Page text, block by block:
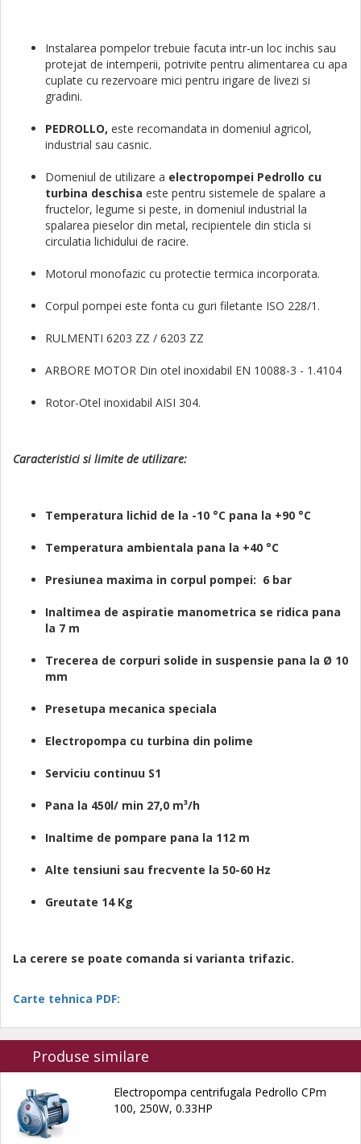
Instalarea pompelor trebuie facuta intr-un loc inchis sau
protejat de intemperii, potrivite pentru alimentarea cu apa
cuplate cu rezervoare mici pentru irigare de livezi si
gradini.
PEDROLLO, este recomandata in domeniul agricol,
industrial sau casnic.
Domeniul de utilizare a electropompei Pedrollo cu
turbina deschisa este pentru sistemele de spalare a
fructelor, legume si peste, in domeniul industrial la
spalarea pieselor din metal, recipientele din sticla si
circulatia lichidului de racire.
Motorul monofazic cu protectie termica incorporata.
Corpul pompei este fonta cu guri filetante ISO 228/1.
RULMENTI 6203 ZZ / 6203 ZZ
ARBORE MOTOR Din otel inoxidabil EN 10088-3 - 1.4104
Rotor-Otel inoxidabil AISI 304.
Caracteristici si limite de utilizare:
Temperatura lichid de la -10 °C pana la +90 °C
Temperatura ambientala pana la +40 °C
Presiunea maxima in corpul pompei: 6 bar
Inaltimea de aspiratie manometrica se ridica pana
la 7 m
Trecerea de corpuri solide in suspensie pana la Ø 10
mm
Presetupa mecanica speciala
Electropompa cu turbina din polime
Serviciu continuu S1
Pana la 450l/ min 27,0 m³/h
Inaltime de pompare pana la 112 m
Alte tensiuni sau frecvente la 50-60 Hz
Greutate 14 Kg
La cerere se poate comanda si varianta trifazic.
Carte tehnica PDF:
Produse similare
Electropompa centrifugala Pedrollo CPm
100, 250W, 0.33HP